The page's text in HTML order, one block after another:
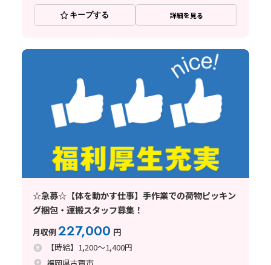
キープする 詳細を見る
☆急募☆【体を動かす仕事】手作業での荷物ピッキン
グ梱包・運搬スタッフ募集！
月収例227,000 円
【時給】1,200～1,400円